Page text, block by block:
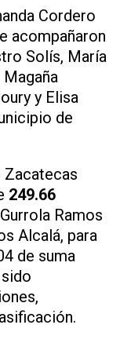
Cordero
acompañaron
Solís, María
y Elisa
de
Zacatecas
249.66
Ramos
Alcalá, para
de suma